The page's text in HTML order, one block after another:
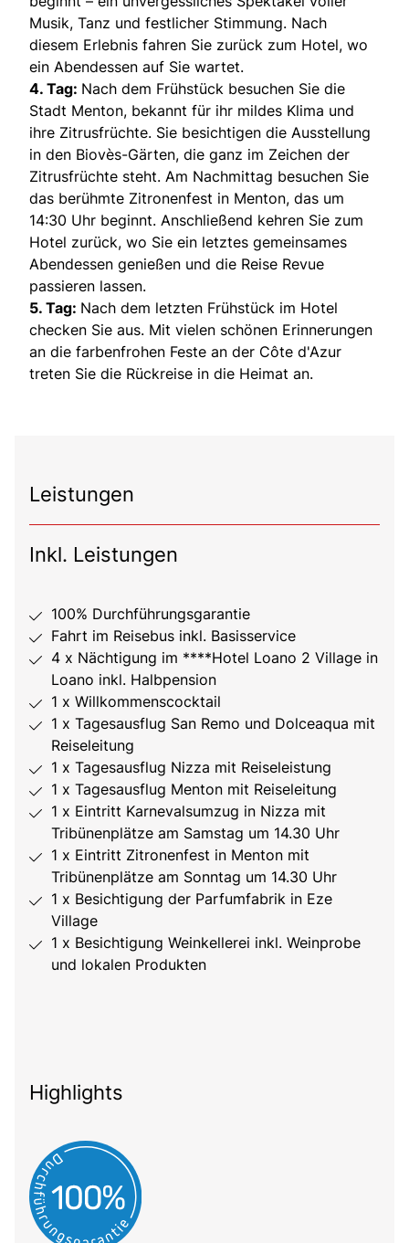
Musik, Tanz und festlicher Stimmung. Nach
diesem Erlebnis fahren Sie zurück zum Hotel, wo
ein Abendessen auf Sie wartet.
4. Tag: Nach dem Frühstück besuchen Sie die
Stadt Menton, bekannt für ihr mildes Klima und
ihre Zitrusfrüchte. Sie besichtigen die Ausstellung
in den Biovès-Gärten, die ganz im Zeichen der
Zitrusfrüchte steht. Am Nachmittag besuchen Sie
das berühmte Zitronenfest in Menton, das um
14:30 Uhr beginnt. Anschließend kehren Sie zum
Hotel zurück, wo Sie ein letztes gemeinsames
Abendessen genießen und die Reise Revue
passieren lassen.
5. Tag: Nach dem letzten Frühstück im Hotel
checken Sie aus. Mit vielen schönen Erinnerungen
an die farbenfrohen Feste an der Côte d'Azur
treten Sie die Rückreise in die Heimat an.
Leistungen
Inkl. Leistungen
100% Durchführungsgarantie
Fahrt im Reisebus inkl. Basisservice
4 x Nächtigung im ****Hotel Loano 2 Village in
Loano inkl. Halbpension
1 x Willkommenscocktail
1 x Tagesausflug San Remo und Dolceaqua mit
Reiseleitung
1 x Tagesausflug Nizza mit Reiseleistung
1 x Tagesausflug Menton mit Reiseleitung
1 x Eintritt Karnevalsumzug in Nizza mit
Tribünenplätze am Samstag um 14.30 Uhr
1 x Eintritt Zitronenfest in Menton mit
Tribünenplätze am Sonntag um 14.30 Uhr
1 x Besichtigung der Parfumfabrik in Eze
Village
1 x Besichtigung Weinkellerei inkl. Weinprobe
und lokalen Produkten
Highlights